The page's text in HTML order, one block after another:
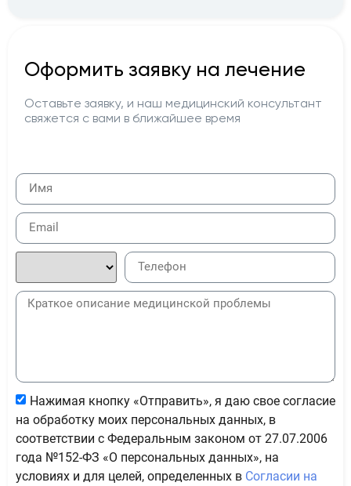
Оформить заявку на лечение
Оставьте заявку, и наш медицинский консультант
свяжется с вами в ближайшее время
Нажимая кнопку «Отправить», я даю свое согласие
на обработку моих персональных данных, в
соответствии с Федеральным законом от 27.07.2006
года №152-ФЗ «О персональных данных», на
условиях и для целей, определенных в Согласии на